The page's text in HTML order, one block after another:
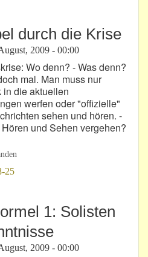
durch die Krise
2009 - 00:00
Wo denn? - Was denn?
mal. Man muss nur
die aktuellen
werfen oder "offizielle"
sehen und hören. -
und Sehen vergehen?
25
1: Solisten
2009 - 00:00